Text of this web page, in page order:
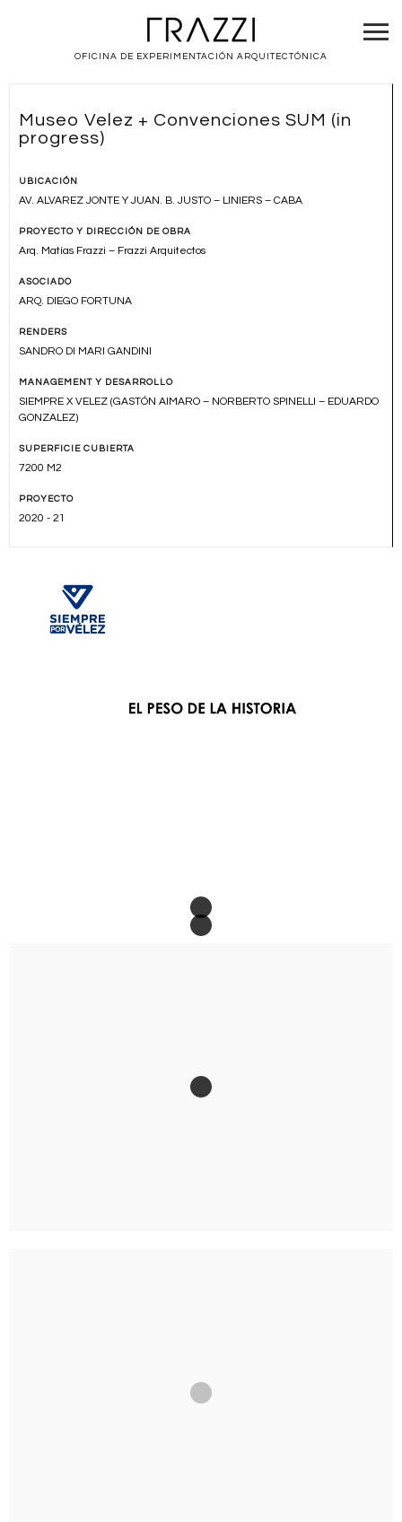
OFICINA DE EXPERIMENTACIÓN ARQUITECTÓNICA
Museo Velez + Convenciones SUM (in
progress)
UBICACIÓN
AV. ALVAREZ JONTE Y JUAN. B. JUSTO – LINIERS – CABA
PROYECTO Y DIRECCIÓN DE OBRA
Arq. Matías Frazzi – Frazzi Arquitectos
ASOCIADO
ARQ. DIEGO FORTUNA
RENDERS
SANDRO DI MARI GANDINI
MANAGEMENT Y DESARROLLO
SIEMPRE X VELEZ (GASTÓN AIMARO – NORBERTO SPINELLI – EDUARDO
GONZALEZ)
SUPERFICIE CUBIERTA
7200 M2
PROYECTO
2020 - 21